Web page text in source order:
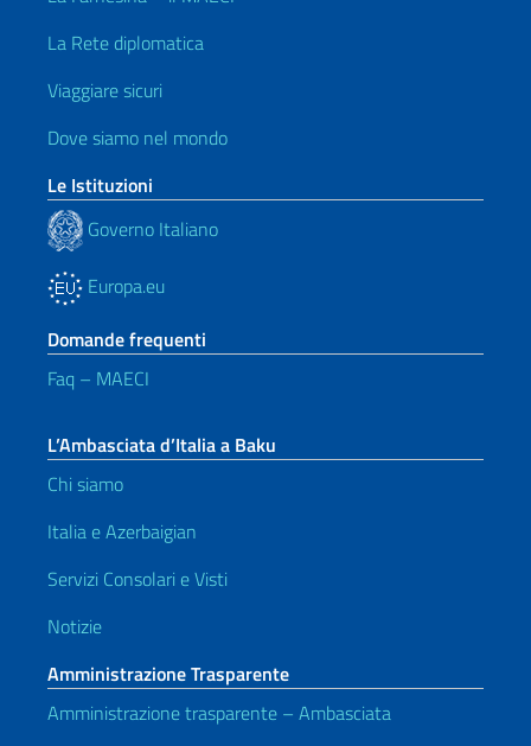
La Rete diplomatica
Viaggiare sicuri
Dove siamo nel mondo
Le Istituzioni
Governo Italiano
Europa.eu
Domande frequenti
Faq – MAECI
L’Ambasciata d’Italia a Baku
Chi siamo
Italia e Azerbaigian
Servizi Consolari e Visti
Notizie
Amministrazione Trasparente
Amministrazione trasparente – Ambasciata